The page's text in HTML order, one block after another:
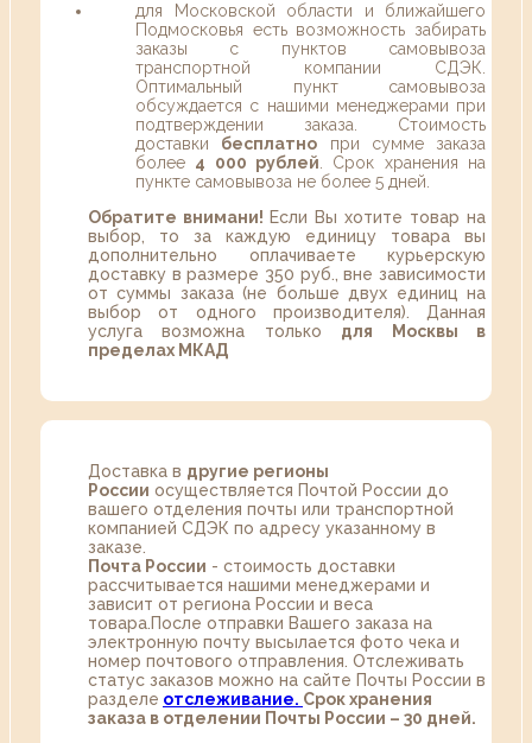
для Московской области и ближайшего
Подмосковья есть возможность забирать
заказы с пунктов самовывоза
транспортной компании СДЭК.
Оптимальный пункт самовывоза
обсуждается с нашими менеджерами при
подтверждении заказа. Стоимость
доставки бесплатно при сумме заказа
более 4 000 рублей . Срок хранения на
пункте самовывоза не более 5 дней.
Обратите внимани! Если Вы хотите товар на
выбор, то за каждую единицу товара вы
дополнительно оплачиваете курьерскую
доставку в размере 350 руб., вне зависимости
от суммы заказа (не больше двух единиц на
выбор от одного производителя). Данная
услуга возможна только для Москвы в
пределах МКАД
Доставка в другие регионы
России осуществляется Почтой России до
вашего отделения почты или транспортной
компанией СДЭК по адресу указанному в
заказе.
Почта России - стоимость доставки
рассчитывается нашими менеджерами и
зависит от региона России и веса
товара.После отправки Вашего заказа на
электронную почту высылается фото чека и
номер почтового отправления. Отслеживать
статус заказов можно на сайте Почты России в
разделе oтслеживание. Срок хранения
заказа в отделении Почты России – 30 дней.